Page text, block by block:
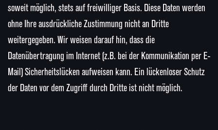
soweit möglich, stets auf freiwilliger Basis. Diese Daten werden
ohne Ihre ausdrückliche Zustimmung nicht an Dritte
weitergegeben. Wir weisen darauf hin, dass die
Datenübertragung im Internet (z.B. bei der Kommunikation per E-
Mail) Sicherheitslücken aufweisen kann. Ein lückenloser Schutz
der Daten vor dem Zugriff durch Dritte ist nicht möglich.